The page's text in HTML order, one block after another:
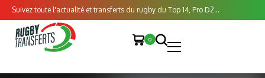
Suivez toute l'actualité et transferts du rugby du Top 14, Pro D2...
0